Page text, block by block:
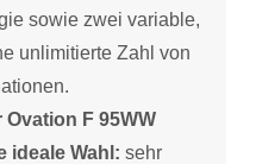
sowie zwei variable,
unlimitierte Zahl von
F 95WW
ideale Wahl: sehr